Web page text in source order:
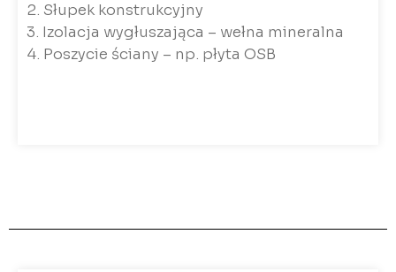
2. Słupek konstrukcyjny
3. Izolacja wygłuszająca – wełna mineralna
4. Poszycie ściany – np. płyta OSB